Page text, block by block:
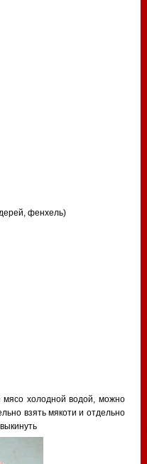
фенхель)
холодной водой, можно
взять мякоти и отдельно